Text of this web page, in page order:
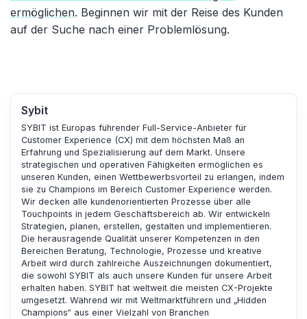
ermöglichen. Beginnen wir mit der Reise des Kunden
auf der Suche nach einer Problemlösung.
Sybit
SYBIT ist Europas führender Full-Service-Anbieter für
Customer Experience (CX) mit dem höchsten Maß an
Erfahrung und Spezialisierung auf dem Markt. Unsere
strategischen und operativen Fähigkeiten ermöglichen es
unseren Kunden, einen Wettbewerbsvorteil zu erlangen, indem
sie zu Champions im Bereich Customer Experience werden.
Wir decken alle kundenorientierten Prozesse über alle
Touchpoints in jedem Geschäftsbereich ab. Wir entwickeln
Strategien, planen, erstellen, gestalten und implementieren.
Die herausragende Qualität unserer Kompetenzen in den
Bereichen Beratung, Technologie, Prozesse und kreative
Arbeit wird durch zahlreiche Auszeichnungen dokumentiert,
die sowohl SYBIT als auch unsere Kunden für unsere Arbeit
erhalten haben. SYBIT hat weltweit die meisten CX-Projekte
umgesetzt. Während wir mit Weltmarktführern und „Hidden
Champions“ aus einer Vielzahl von Branchen